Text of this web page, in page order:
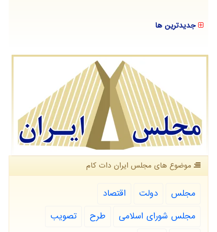
جدیدترین ها
موضوع های مجلس ایران دات كام
مجلس دولت
اقتصاد
مجلس شورای اسلامی
طرح
تصویب